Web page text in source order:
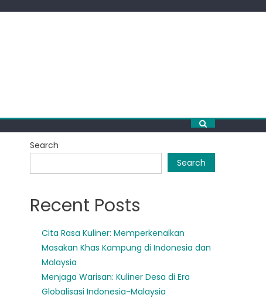
Search
Search
Recent Posts
Cita Rasa Kuliner: Memperkenalkan
Masakan Khas Kampung di Indonesia dan
Malaysia
Menjaga Warisan: Kuliner Desa di Era
Globalisasi Indonesia-Malaysia